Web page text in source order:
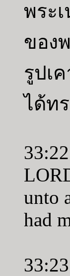
พระ
ของ
รูปเ
ได้ท
unto
had